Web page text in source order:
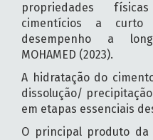
propriedades
cimentícios a
desempenho a
MOHAMED (2023).
A hidratação do
dissolução/
em etapas essenciais
O principal produto